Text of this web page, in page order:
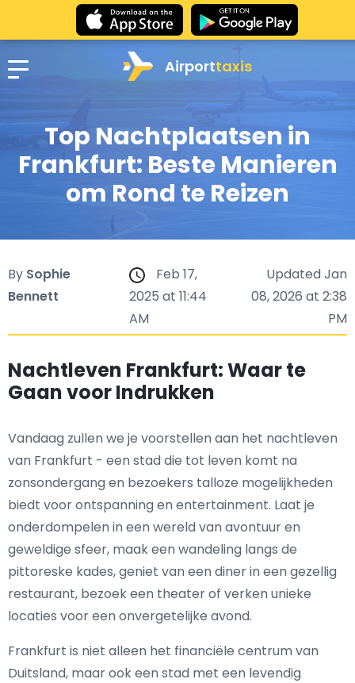
Airporttaxis
Top Nachtplaatsen in
Frankfurt: Beste Manieren
om Rond te Reizen
By Sophie
Bennett
Feb 17,
2025 at 11:44
AM
Updated Jan
08, 2026 at 2:38
PM
Nachtleven Frankfurt: Waar te
Gaan voor Indrukken
Vandaag zullen we je voorstellen aan het nachtleven
van Frankfurt - een stad die tot leven komt na
zonsondergang en bezoekers talloze mogelijkheden
biedt voor ontspanning en entertainment. Laat je
onderdompelen in een wereld van avontuur en
geweldige sfeer, maak een wandeling langs de
pittoreske kades, geniet van een diner in een gezellig
restaurant, bezoek een theater of verken unieke
locaties voor een onvergetelijke avond.
Frankfurt is niet alleen het financiële centrum van
Duitsland, maar ook een stad met een levendig